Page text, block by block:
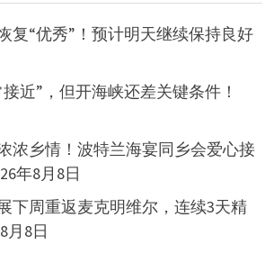
复“优秀”！预计明天继续保持良好
近”，但开海峡还差关键条件！
浓乡情！波特兰海宴同乡会爱心接
年8月8日
下周重返麦克明维尔，连续3天精
月8日